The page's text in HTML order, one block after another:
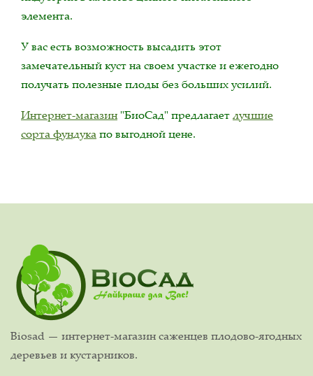
элемента.
У вас есть возможность высадить этот
замечательный куст на своем участке и ежегодно
получать полезные плоды без больших усилий.
Интернет-магазин "БиоСад" предлагаетлучшие
сорта фундукапо выгодной цене.
Biosad — интернет-магазин саженцев плодово-ягодных
деревьев и кустарников.